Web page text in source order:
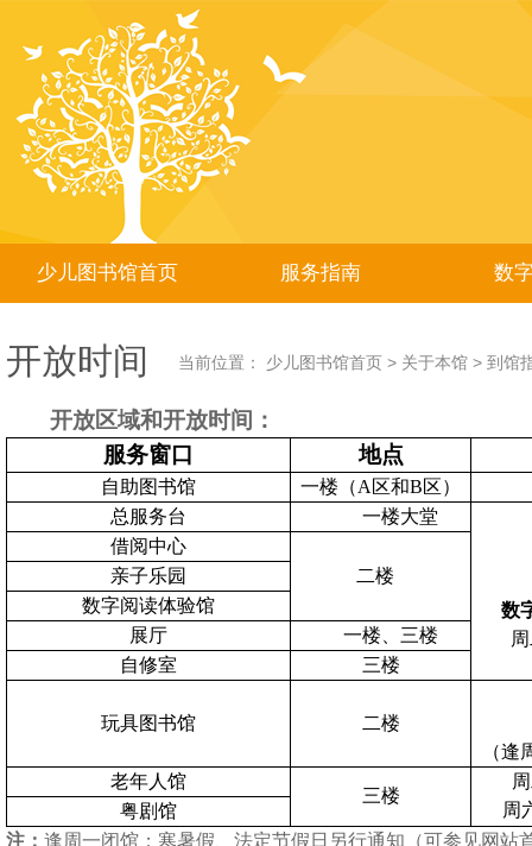
少儿图书馆首页 服务指南 数
开放时间 当前位置： 少儿图书馆首页 > 关于本馆 > 到馆
开放区域和开放时间：
服务窗口
地点
自助图书馆 一楼（A区和B区）
总服务台
一楼大堂
数
借阅中心
二楼
亲子乐园
数字阅读体验馆
展厅
一楼、三楼
自修室
三楼
玩具图书馆
二楼
（
老年人馆
三楼
周
粤剧馆
注： 逢周一闭馆；寒暑假、法定节假日另行通知（可参见网站